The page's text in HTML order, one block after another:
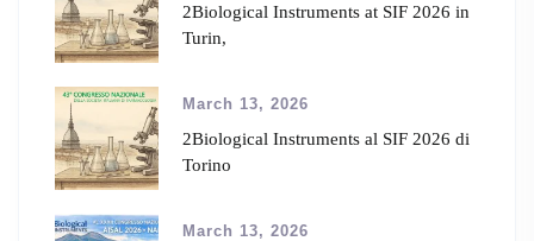
2Biological Instruments at SIF 2026 in
Turin,
March 13, 2026
2Biological Instruments al SIF 2026 di
Torino
March 13, 2026